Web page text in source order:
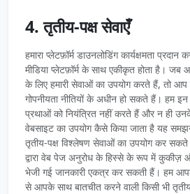
4. तृतीय-पक्ष सेवाएँ
हमारा प्लेटफ़ॉर्म डाउनलोडिंग कार्यक्षमता
मीडिया प्लेटफ़ॉर्म के साथ एकीकृत होता है। जब
के लिए हमारी सेवाओं का उपयोग करते हैं, तो आप
गोपनीयता नीतियों के अधीन हो सकते हैं। हम इन
प्रथाओं को नियंत्रित नहीं करते हैं और न ही उनके
वेबसाइट का उपयोग कैसे किया जाता है यह
तृतीय-पक्ष विश्लेषण सेवाओं का उपयोग कर
द्वारा वेब पेज अनुरोध के हिस्से के रूप में
भेजी गई जानकारी एकत्र कर सकती हैं। हम
से आपके साथ बातचीत करने वाली किसी भी